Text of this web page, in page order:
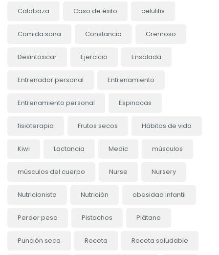
Calabaza Caso de éxito celulitis
Comida sana Constancia Cremoso
Desintoxicar Ejercicio Ensalada
Entrenador personal Entrenamiento
Entrenamiento personal Espinacas
fisioterapia Frutos secos Hábitos de vida
Kiwi Lactancia Medic músculos
músculos del cuerpo Nurse Nursery
Nutricionista Nutrición obesidad infantil
Perder peso Pistachos Plátano
Punción seca Receta Receta saludable